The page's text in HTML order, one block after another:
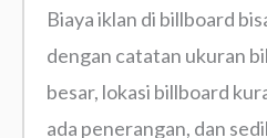
Biaya iklan di billboard
dengan catatan ukuran
besar, lokasi billboard
ada penerangan, dan